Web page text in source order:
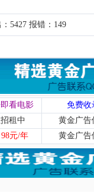
5427 报错：149
看电影
免费收
租中
黄金广告
元/年 黄金广告